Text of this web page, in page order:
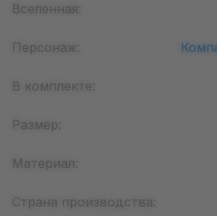
Вселенная:
Персонаж:
В комплекте:
Размер:
Материал:
Страна производства: